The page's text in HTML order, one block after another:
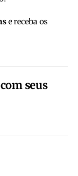
e receba os
seus